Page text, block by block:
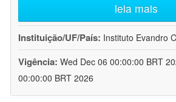
leia mais
Instituição/UF/País: Instituto Evandro
Vigência: Wed Dec 06 00:00:00 BRT
00:00:00 BRT 2026